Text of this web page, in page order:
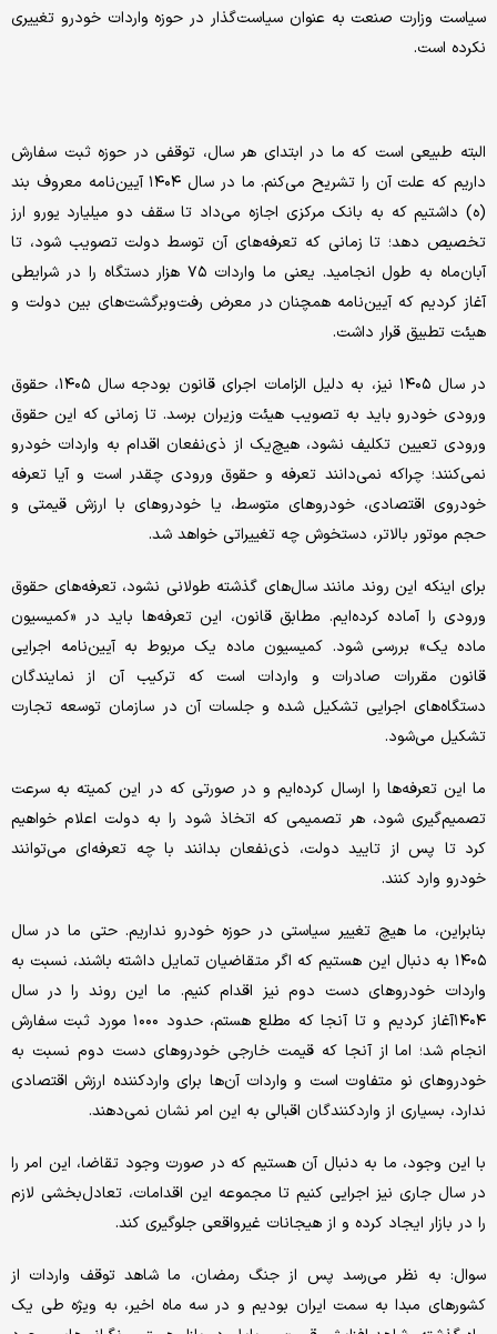
سیاست وزارت صنعت به عنوان سیاست‌گذار در حوزه واردات خودرو تغییری
نکرده است.
البته طبیعی است که ما در ابتدای هر سال، توقفی در حوزه ثبت سفارش
داریم که علت آن را تشریح می‌کنم. ما در سال ۱۴۰۴ آیین‌نامه معروف بند
(ه) داشتیم که به بانک مرکزی اجازه می‌داد تا سقف دو میلیارد یورو ارز
تخصیص دهد؛ تا زمانی که تعرفه‌های آن توسط دولت تصویب شود، تا
آبان‌ماه به طول انجامید. یعنی ما واردات ۷۵ هزار دستگاه را در شرایطی
آغاز کردیم که آیین‌نامه همچنان در معرض رفت‌وبرگشت‌های بین دولت و
هیئت تطبیق قرار داشت.
در سال ۱۴۰۵ نیز، به دلیل الزامات اجرای قانون بودجه سال ۱۴۰۵، حقوق
ورودی خودرو باید به تصویب هیئت وزیران برسد. تا زمانی که این حقوق
ورودی تعیین تکلیف نشود، هیچ‌یک از ذی‌نفعان اقدام به واردات خودرو
نمی‌کنند؛ چراکه نمی‌دانند تعرفه و حقوق ورودی چقدر است و آیا تعرفه
خودروی اقتصادی، خودروهای متوسط، یا خودروهای با ارزش قیمتی و
حجم موتور بالاتر، دستخوش چه تغییراتی خواهد شد.
برای اینکه این روند مانند سال‌های گذشته طولانی نشود، تعرفه‌های حقوق
ورودی را آماده کرده‌ایم. مطابق قانون، این تعرفه‌ها باید در «کمیسیون
ماده یک» بررسی شود. کمیسیون ماده یک مربوط به آیین‌نامه اجرایی
قانون مقررات صادرات و واردات است که ترکیب آن از نمایندگان
دستگاه‌های اجرایی تشکیل شده و جلسات آن در سازمان توسعه تجارت
تشکیل می‌شود.
ما این تعرفه‌ها را ارسال کرده‌ایم و در صورتی که در این کمیته به سرعت
تصمیم‌گیری شود، هر تصمیمی که اتخاذ شود را به دولت اعلام خواهیم
کرد تا پس از تایید دولت، ذی‌نفعان بدانند با چه تعرفه‌ای می‌توانند
خودرو وارد کنند.
بنابراین، ما هیچ تغییر سیاستی در حوزه خودرو نداریم. حتی ما در سال
۱۴۰۵ به دنبال این هستیم که اگر متقاضیان تمایل داشته باشند، نسبت به
واردات خودروهای دست دوم نیز اقدام کنیم. ما این روند را در سال
۱۴۰۴آغاز کردیم و تا آنجا که مطلع هستم، حدود ۱۰۰۰ مورد ثبت سفارش
انجام شد؛ اما از آنجا که قیمت خارجی خودروهای دست دوم نسبت به
خودروهای نو متفاوت است و واردات آن‌ها برای واردکننده ارزش اقتصادی
ندارد، بسیاری از واردکنندگان اقبالی به این امر نشان نمی‌دهند.
با این وجود، ما به دنبال آن هستیم که در صورت وجود تقاضا، این امر را
در سال جاری نیز اجرایی کنیم تا مجموعه این اقدامات، تعادل‌بخشی لازم
را در بازار ایجاد کرده و از هیجانات غیرواقعی جلوگیری کند.
سوال: به نظر می‌رسد پس از جنگ رمضان، ما شاهد توقف واردات از
کشورهای مبدا به سمت ایران بودیم و در سه ماه اخیر، به ویژه طی یک